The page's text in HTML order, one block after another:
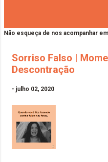
Não esqueça de nos acompanhar
Sorriso Falso |
Descontração
- julho 02, 2020